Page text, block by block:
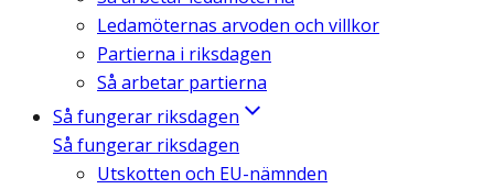
Ledamöternas arvoden och villkor
Partierna i riksdagen
Så arbetar partierna
Så fungerar riksdagen
Så fungerar riksdagen
Utskotten och EU-nämnden